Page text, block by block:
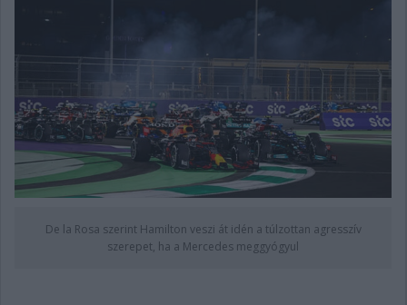
De la Rosa szerint Hamilton veszi át idén a túlzottan agresszív
szerepet, ha a Mercedes meggyógyul